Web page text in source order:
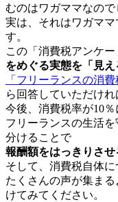
むのはワガママなので
実は、それはワガママ
す。
この「消費税アンケー
をめぐる実態を「見
「フリーランスの消
ら回答していただけれ
今後、消費税率が10％
フリーランスの生活
分けることで
報酬額をはっきりさせ
そして、消費税自体に
たくさんの声が集ま
けてみてください。